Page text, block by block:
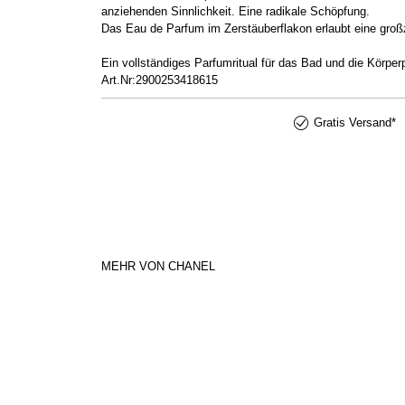
anziehenden Sinnlichkeit. Eine radikale Schöpfung.
Das Eau de Parfum im Zerstäuberflakon erlaubt eine
Ein vollständiges Parfumritual für das Bad und die
Art.Nr:2900253418615
Gratis Versand*
MEHR VON CHANEL